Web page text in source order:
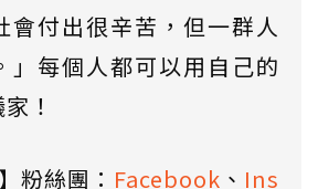
會付出很辛苦，但一群人
」每個人都可以用自己的
！
粉絲團： Facebook 、 Ins